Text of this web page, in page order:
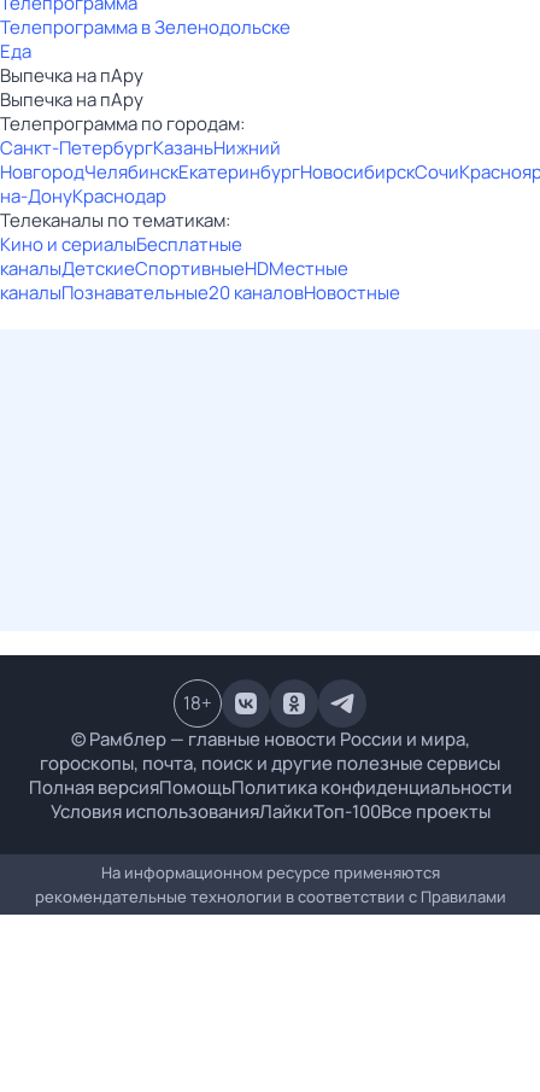
Телепрограмма в Зеленодольске
Еда
Выпечка на пАру
Выпечка на пАру
Телепрограмма по городам:
Санкт-ПетербургКазаньНижний
НовгородЧелябинскЕкатеринбургНовосибирскСочи
на-ДонуКраснодар
Телеканалы по тематикам:
Кино и сериалыБесплатные
каналыДетскиеСпортивныеHDМестные
каналыПознавательные20 каналовНовостные
© Рамблер — главные новости России и мира,
гороскопы, почта, поиск и другие полезные сервисы
Полная версияПомощьПолитика конфиденциальности
Условия использованияЛайкиТоп-100Все проекты
18+
На информационном ресурсе применяются
рекомендательные технологии в соответствии с Правилами